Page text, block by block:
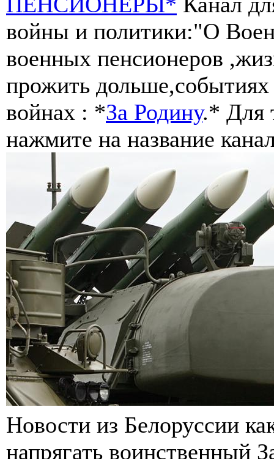
войны и политики:"О
военных пенсионеров
прожить
войнах : *За Родину.* Для
нажмите на название
Новости из Белоруссии
напрягать воинственный